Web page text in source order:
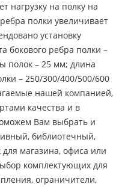
нагрузку на полку на
полки увеличивает
установку
бокового ребра полки –
полок – 25 мм; длина
– 250/300/400/500/600
нашей компанией,
качества и в
Вам выбрать и
библиотечный,
магазина, офиса или
комплектующих для
ограничители,